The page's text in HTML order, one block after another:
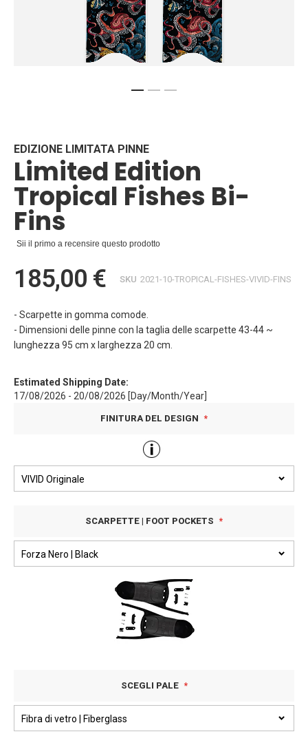
galleria
di
immagini
EDIZIONE LIMITATA PINNE
Limited Edition
Tropical Fishes Bi-
Fins
Sii il primo a recensire questo prodotto
185,00 € SKU 2021-10-TROPICAL-FISHES-VIVID-FINS
- Scarpette in gomma comode.
- Dimensioni delle pinne con la taglia delle scarpette 43-44 ~
lunghezza 95 cm x larghezza 20 cm.
Estimated Shipping Date:
17/08/2026 - 20/08/2026 [Day/Month/Year]
FINITURA DEL DESIGN
SCARPETTE | FOOT POCKETS
SCEGLI PALE